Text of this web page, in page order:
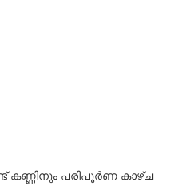
കണ്ണിനും പരിപൂർണ കാഴ്ച